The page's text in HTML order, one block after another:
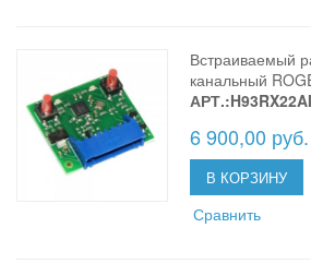
Встраиваемый
канальный
АРТ.:H93RX22AI
6 900,00 руб.
В КОРЗИНУ
Сравнить